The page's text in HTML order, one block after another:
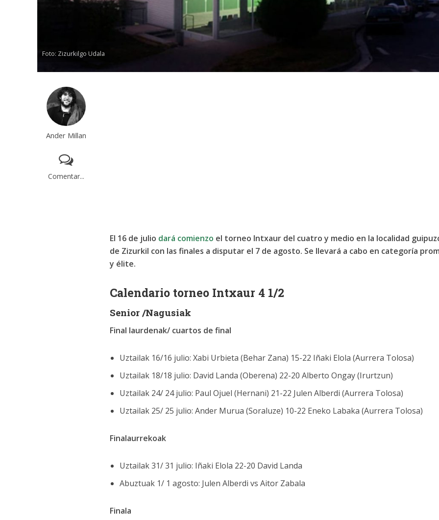
Foto: Zizurkilgo Udala
Ander Millan
Comentar...
El 16 de julio dará comienzo el torneo Intxaur del cuatro y medio en la localidad
de Zizurkil con las finales a disputar el 7 de agosto. Se llevará a cabo en categoría
y élite.
Calendario torneo Intxaur 4 1/2
Senior /Nagusiak
Final laurdenak/ cuartos de final
Uztailak 16/16 julio: Xabi Urbieta (Behar Zana) 15-22 Iñaki Elola (Aurrera Tolosa)
Uztailak 18/18 julio: David Landa (Oberena) 22-20 Alberto Ongay (Irurtzun)
Uztailak 24/ 24 julio: Paul Ojuel (Hernani) 21-22 Julen Alberdi (Aurrera Tolosa)
Uztailak 25/ 25 julio: Ander Murua (Soraluze) 10-22 Eneko Labaka (Aurrera Tolosa)
Finalaurrekoak
Uztailak 31/ 31 julio: Iñaki Elola 22-20 David Landa
Abuztuak 1/ 1 agosto: Julen Alberdi vs Aitor Zabala
Finala